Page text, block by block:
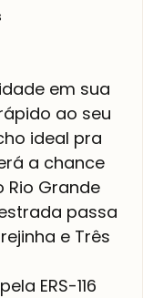
em sua
ao seu
ideal pra
a chance
Rio Grande
passa
e Três
ERS-116